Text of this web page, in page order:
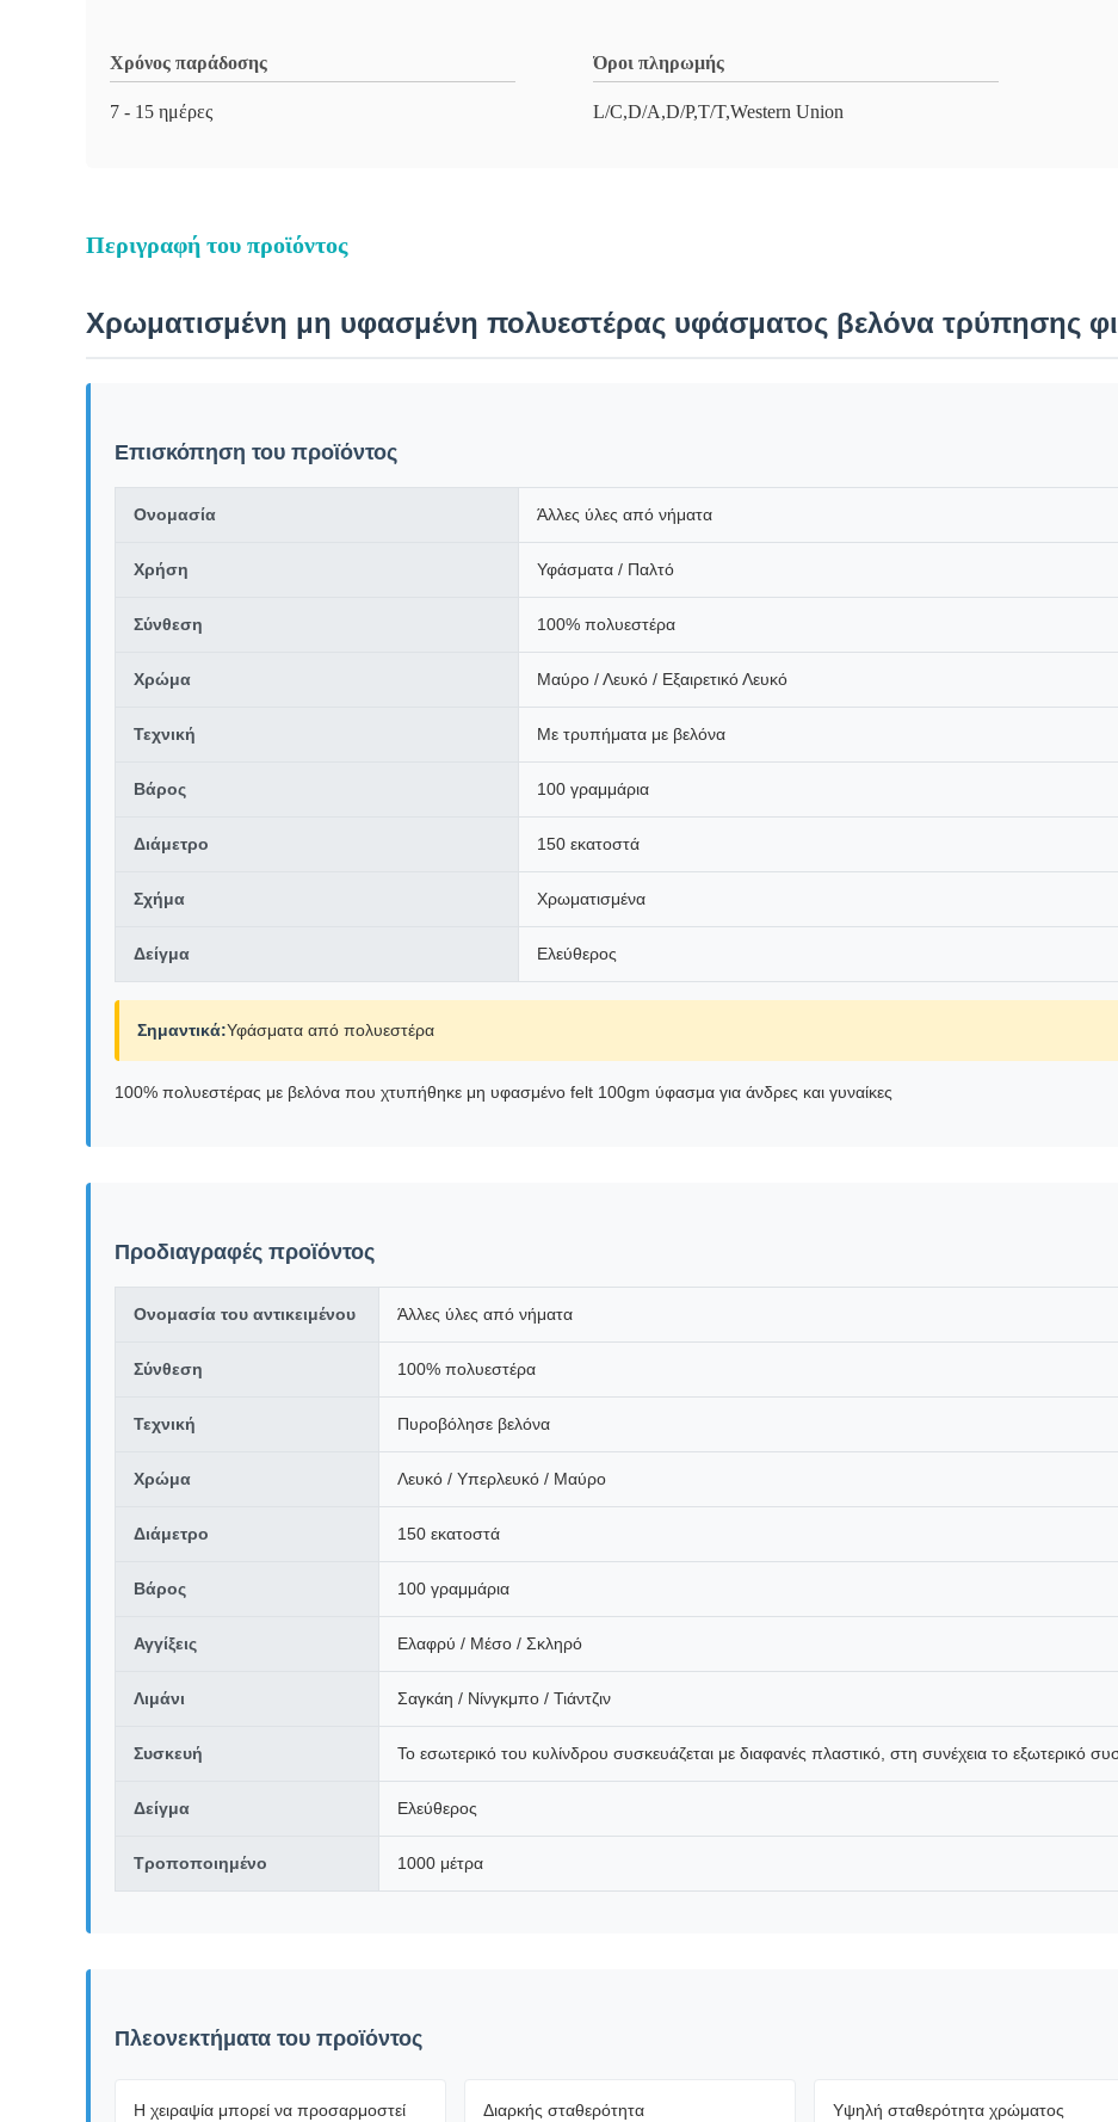
Χρόνος παράδοσης
7 - 15 ημέρες
Όροι πληρωμής
L/C,D/A,D/P,T/T,Western Union
Περιγραφή του προϊόντος
Χρωματισμένη μη υφασμένη πολυεστέρας υφάσματος βελόνα τρύπησης
Επισκόπηση του προϊόντος
Ονομασία Άλλες ύλες από νήματα
Χρήση Υφάσματα / Παλτό
Σύνθεση 100% πολυεστέρα
Χρώμα Μαύρο / Λευκό / Εξαιρετικό Λευκό
Τεχνική Με τρυπήματα με βελόνα
Βάρος 100 γραμμάρια
Διάμετρο 150 εκατοστά
Σχήμα Χρωματισμένα
Δείγμα Ελεύθερος
Σημαντικά:Υφάσματα από πολυεστέρα
100% πολυεστέρας με βελόνα που χτυπήθηκε μη υφασμένο felt 100gm ύφασμα για άνδρες και γυναίκες
Προδιαγραφές προϊόντος
Ονομασία του αντικειμένου Άλλες ύλες από νήματα
Σύνθεση 100% πολυεστέρα
Τεχνική Πυροβόλησε βελόνα
Χρώμα Λευκό / Υπερλευκό / Μαύρο
Διάμετρο 150 εκατοστά
Βάρος 100 γραμμάρια
Αγγίξεις Ελαφρύ / Μέσο / Σκληρό
Λιμάνι Σαγκάη / Νίνγκμπο / Τιάντζιν
Συσκευή Το εσωτερικό του κυλίνδρου συσκευάζεται με διαφανές πλαστικό, στη συνέχεια το εξωτερικό
Δείγμα Ελεύθερος
Τροποποιημένο 1000 μέτρα
Πλεονεκτήματα του προϊόντος
Η χειραψία μπορεί να προσαρμοστεί Διαρκής σταθερότητα Υψηλή σταθερότητα χρώματος